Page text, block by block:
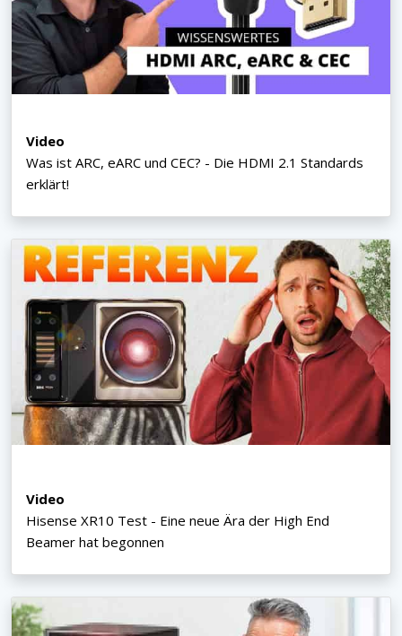
Video
Was ist ARC, eARC und CEC? - Die HDMI 2.1 Standards
erklärt!
Video
Hisense XR10 Test - Eine neue Ära der High End
Beamer hat begonnen